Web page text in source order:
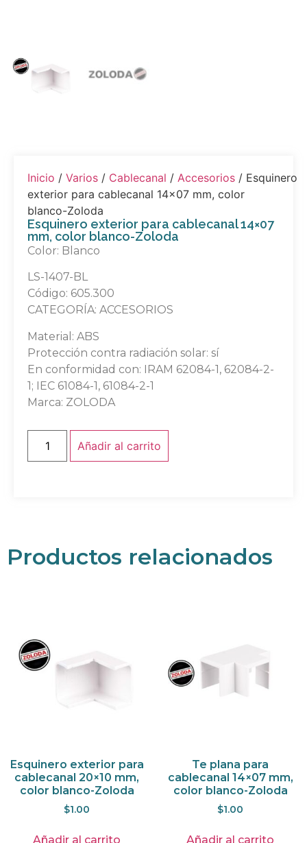
Inicio / Varios / Cablecanal / Accesorios / Esquinero
exterior para cablecanal 14×07 mm, color
blanco-Zoloda
Esquinero exterior para cablecanal 14×07
mm, color blanco-Zoloda
Color: Blanco
LS-1407-BL
Código: 605.300
CATEGORÍA: ACCESORIOS
Material: ABS
Protección contra radiación solar: sí
En conformidad con: IRAM 62084-1, 62084-2-
1; IEC 61084-1, 61084-2-1
Marca: ZOLODA
Añadir al carrito
Productos relacionados
Esquinero exterior para
cablecanal 20×10 mm,
color blanco-Zoloda
$1.00
Añadir al carrito
Te plana para
cablecanal 14×07 mm,
color blanco-Zoloda
$1.00
Añadir al carrito